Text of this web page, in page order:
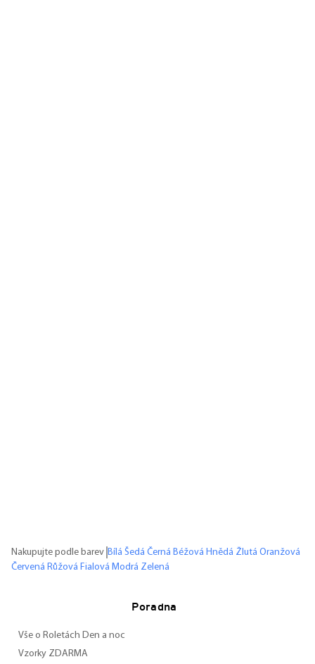
Nakupujte podle barev Bílá Šedá Černá Béžová Hnědá Žlutá Oranžová
Červená Růžová Fialová Modrá Zelená
Poradna
Vše o Roletách Den a noc
Vzorky ZDARMA